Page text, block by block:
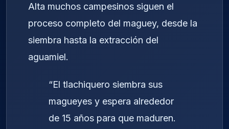
Alta muchos campesinos siguen el
proceso completo del maguey, desde la
siembra hasta la extracción del
aguamiel.
“El tlachiquero siembra sus
magueyes y espera alrededor
de 15 años para que maduren.